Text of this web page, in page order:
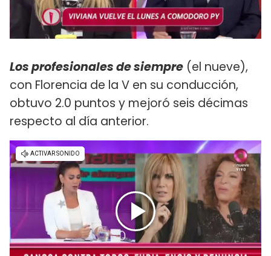
Los profesionales de siempre (el nueve),
con Florencia de la V en su conducción,
obtuvo 2.0 puntos y mejoró seis décimas
respecto al día anterior.